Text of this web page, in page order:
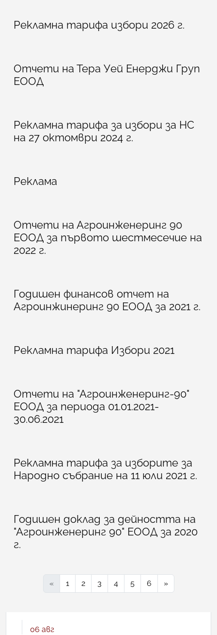
Рекламна тарифа избори 2026 г.
Отчети на Тера Уей Енерджи Груп
ЕООД
Рекламна тарифа за избори за НС
на 27 октомври 2024 г.
Реклама
Отчети на Агроинженеринг 90
ЕООД за първото шестмесечие на
2022 г.
Годишен финансов отчет на
Агроинжинеринг 90 ЕООД за 2021 г.
Рекламна тарифа Избори 2021
Отчети на "Агроинженеринг-90"
ЕООД за периода 01.01.2021-
30.06.2021
Рекламна тарифа за изборите за
Народно събрание на 11 юли 2021 г.
Годишен доклад за дейността на
"Агроинженеринг 90" ЕООД за 2020
г.
« 1 2 3 4 5 6 »
06 авг